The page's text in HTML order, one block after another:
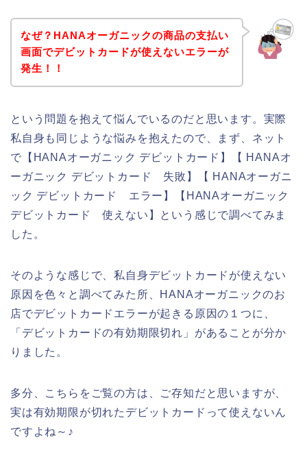
なぜ？HANAオーガニックの商品の支払い
画面でデビットカードが使えないエラーが
発生！！
という問題を抱えて悩んでいるのだと思います。実際
私自身も同じような悩みを抱えたので、まず、ネット
で【HANAオーガニック デビットカード】【 HANAオ
ーガニック デビットカード 失敗】【 HANAオーガニ
ック デビットカード エラー】【HANAオーガニック
デビットカード 使えない】という感じで調べてみま
した。
そのような感じで、私自身デビットカードが使えない
原因を色々と調べてみた所、HANAオーガニックのお
店でデビットカードエラーが起きる原因の１つに、
「デビットカードの有効期限切れ」があることが分か
りました。
多分、こちらをご覧の方は、ご存知だと思いますが、
実は有効期限が切れたデビットカードって使えないん
ですよね～♪